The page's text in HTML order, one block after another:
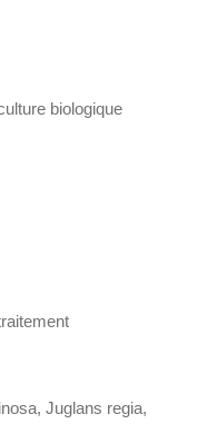
biologique
Juglans regia,